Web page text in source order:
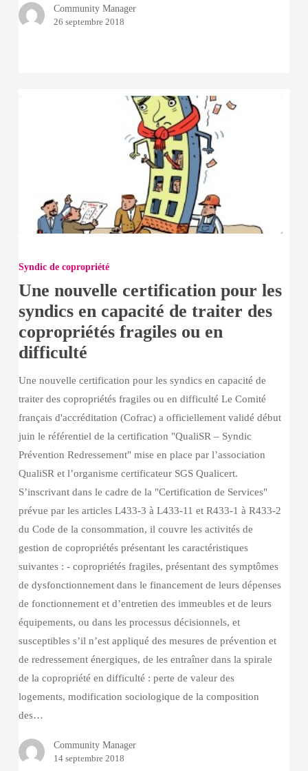
Community Manager
26 septembre 2018
nouvelle
pour
les
syndics
en
Syndic de copropriété
Une nouvelle certification pour les
syndics en capacité de traiter des
copropriétés fragiles ou en
difficulté
Une nouvelle certification pour les syndics en capacité de
traiter des copropriétés fragiles ou en difficulté Le Comité
français d'accréditation (Cofrac) a officiellement validé début
juin le référentiel de la certification "QualiSR – Syndic
Prévention Redressement" mise en place par l’association
QualiSR et l’organisme certificateur SGS Qualicert.
S’inscrivant dans le cadre de la "Certification de Services"
prévue par les articles L433-3 à L433-11 et R433-1 à R433-2
du Code de la consommation, il couvre les activités de
gestion de copropriétés présentant les caractéristiques
suivantes : - copropriétés fragiles, présentant des symptômes
de dysfonctionnement dans le financement de leurs dépenses
de fonctionnement et d’entretien des immeubles et de leurs
équipements, ou dans les processus décisionnels, et
susceptibles s’il n’est appliqué des mesures de prévention et
de redressement énergiques, de les entraîner dans la spirale
de la copropriété en difficulté : perte de valeur des
logements, modification sociologique de la composition
des…
Community Manager
14 septembre 2018